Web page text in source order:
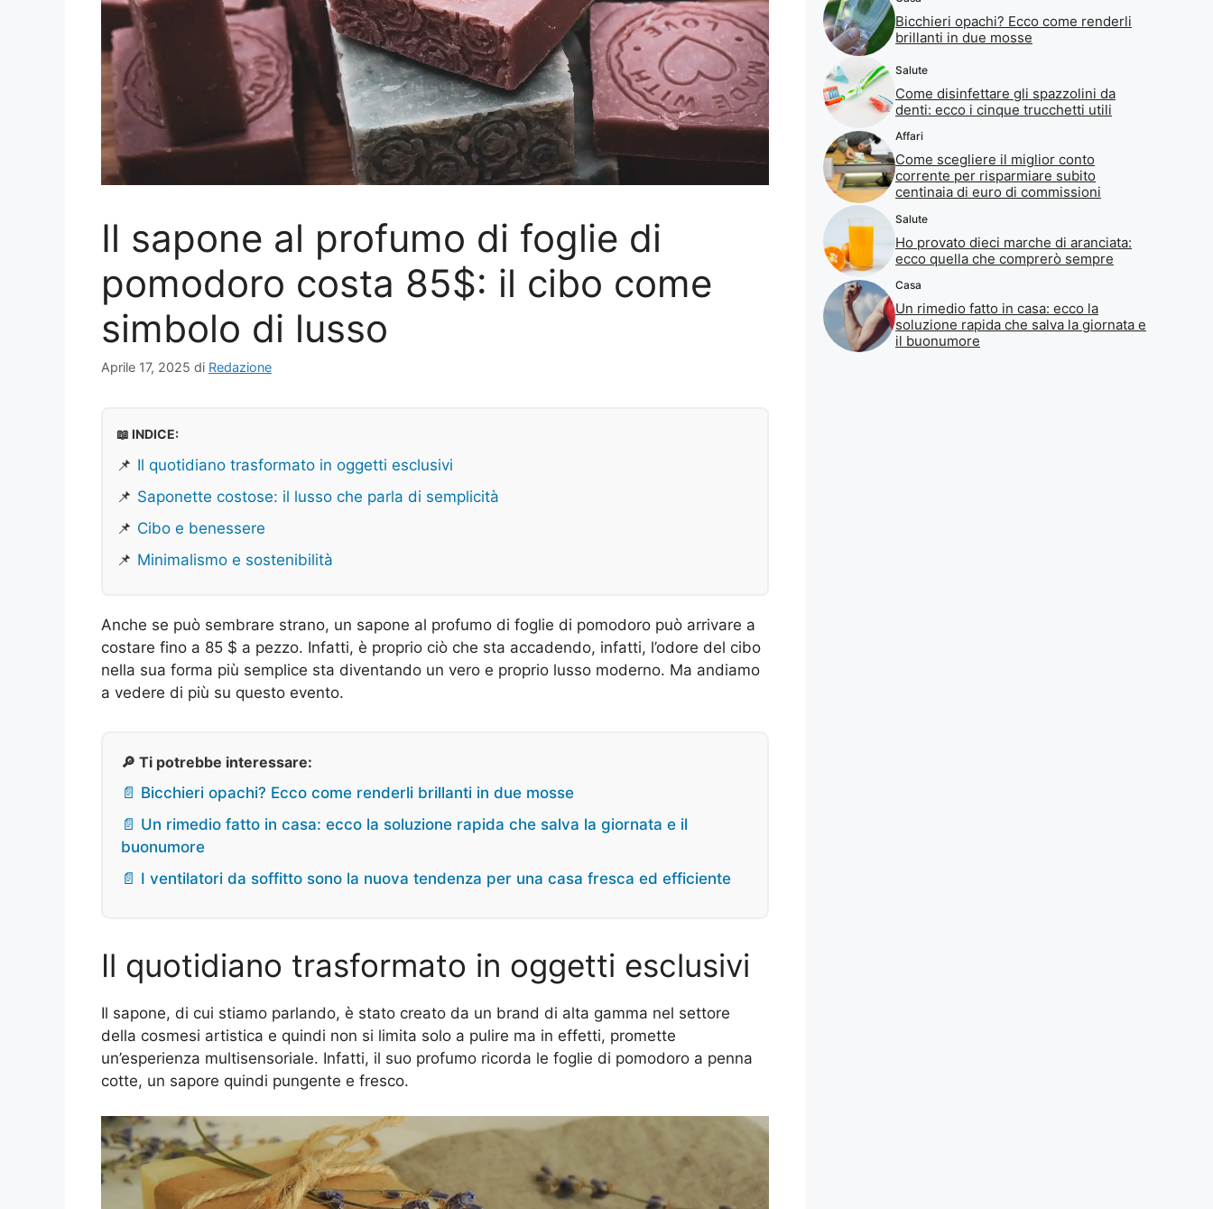
Il sapone al profumo di foglie di
pomodoro costa 85$: il cibo come
simbolo di lusso
Aprile 17, 2025 di Redazione
📖 INDICE:
📌 Il quotidiano trasformato in oggetti esclusivi
📌 Saponette costose: il lusso che parla di semplicità
📌 Cibo e benessere
📌 Minimalismo e sostenibilità
Anche se può sembrare strano, un sapone al profumo di foglie di pomodoro può arrivare a
costare fino a 85 $ a pezzo. Infatti, è proprio ciò che sta accadendo, infatti, l’odore del cibo
nella sua forma più semplice sta diventando un vero e proprio lusso moderno. Ma andiamo
a vedere di più su questo evento.
🔎 Ti potrebbe interessare:
📄 Bicchieri opachi? Ecco come renderli brillanti in due mosse
📄 Un rimedio fatto in casa: ecco la soluzione rapida che salva la giornata e il
buonumore
📄 I ventilatori da soffitto sono la nuova tendenza per una casa fresca ed efficiente
Il quotidiano trasformato in oggetti esclusivi
Il sapone, di cui stiamo parlando, è stato creato da un brand di alta gamma nel settore
della cosmesi artistica e quindi non si limita solo a pulire ma in effetti, promette
un’esperienza multisensoriale. Infatti, il suo profumo ricorda le foglie di pomodoro a penna
cotte, un sapore quindi pungente e fresco.
Bicchieri opachi? Ecco come renderli
brillanti in due mosse
Salute
Come disinfettare gli spazzolini da
denti: ecco i cinque trucchetti utili
Affari
Come scegliere il miglior conto
corrente per risparmiare subito
centinaia di euro di commissioni
Salute
Ho provato dieci marche di aranciata:
ecco quella che comprerò sempre
Casa
Un rimedio fatto in casa: ecco la
soluzione rapida che salva la giornata e
il buonumore